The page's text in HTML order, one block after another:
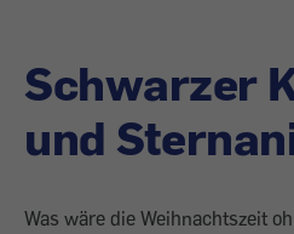
Schwarzer
und
Was wäre die Weihnachtszeit